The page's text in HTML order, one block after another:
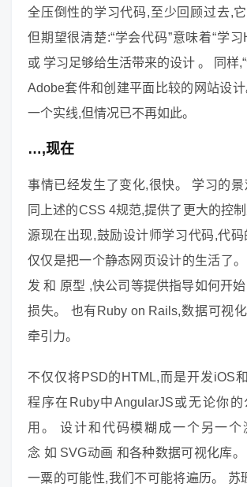
全压倒性的学习代码,至少回顾过去,它
但期望很清楚:“学会代码”意味着“学习
或 学习足够给生活带来的设计 。 同样
Adobe套件和创建平面比较的网站设
一个实线,但情况已不再如此。
…,现在
事情已经发生了变化,很快。 学习的
同上述的CSS 4规范,提供了更大的控
源现在出现,鼓励设计师学习代码,代
仅仅是把一个静态网页设计的生活了
发 和 原型 ,快公司等提供指导如何开
损失。 也有Ruby on Rails,数据可视
牵引力。
不仅仅将PSD的HTML,而是开发iOS
程序在Ruby中AngularJS或无论你
用。 设计和代码模糊成一个另一个
念 如 SVG动画 和各种数据可视化库
一粟的可能性,我们不可能将遍历。 苏